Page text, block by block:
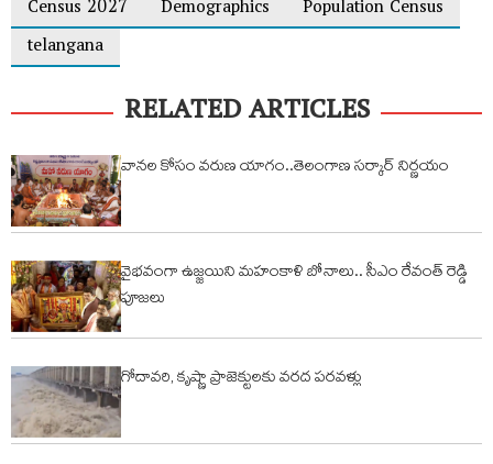
Census 2027 Demographics
Population Census
telangana
RELATED ARTICLES
వానల కోసం వరుణ యాగం..తెలంగాణ సర్కార్ నిర్ణయం
వైభవంగా ఉజ్జయిని మహంకాళి బోనాలు.. సీఎం రేవంత్ రెడ్డి
పూజలు
గోదావరి, కృష్ణా ప్రాజెక్టులకు వరద పరవళ్లు